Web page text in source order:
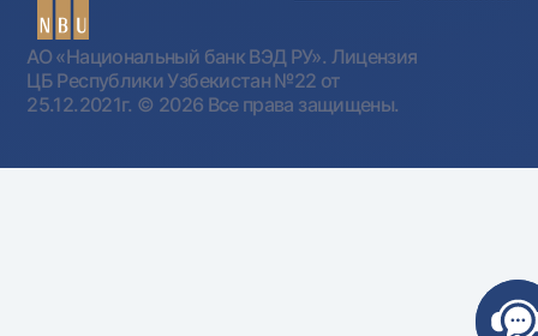
АО «Национальный банк ВЭД РУ». Лицензия
ЦБ Республики Узбекистан №22 от
25.12.2021г. © 2026 Все права защищены.